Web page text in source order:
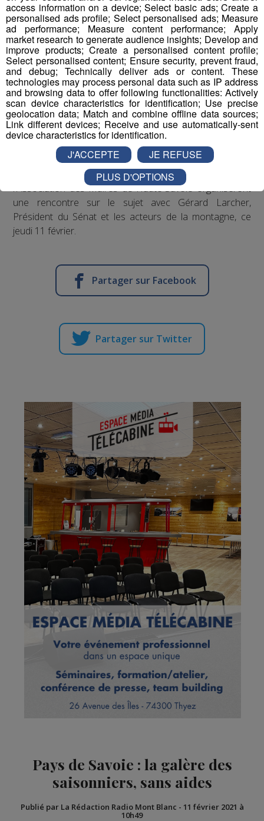
Savoie et l’Association des Maires 74 proposent un
temps d’échanges entre le Président du Sénat et les
acteurs de la montagne.
Selon eux, la crise sanitaire et économique qui touche
notre pays depuis un an est sans précédent, et les
mesures sanitaires décidées par le Gouvernement,
comme la non-réouverture des remontées mécaniques,
ont entraîné des conséquences dramatiques pour nos
territoires de montagne.
Christian Monteil, Président du Département de la
Haute-Savoie, et Nicolas Rubin, Président de
l'Association des Maires de Haute-Savoie organiseront
une rencontre sur le sujet avec Gérard Larcher,
Président du Sénat et les acteurs de la montagne, ce
jeudi 11 février.
Partager sur Facebook
Partager sur Twitter
Pays de Savoie : la galère des
saisonniers, sans aides
Publié par La Rédaction Radio Mont Blanc - 11 février 2021 à
10h49
access information on a device; Select basic ads; Create a
personalised ads profile; Select personalised ads; Measure
ad performance; Measure content performance; Apply
market research to generate audience insights; Develop and
improve products; Create a personalised content profile;
Select personalised content; Ensure security, prevent fraud,
and debug; Technically deliver ads or content. These
technologies may process personal data such as IP address
and browsing data to offer following functionalities: Actively
scan device characteristics for identification; Use precise
geolocation data; Match and combine offline data sources;
Link different devices; Receive and use automatically-sent
device characteristics for identification.
J'ACCEPTE
JE REFUSE
PLUS D'OPTIONS